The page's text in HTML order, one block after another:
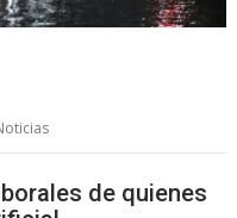
de quienes